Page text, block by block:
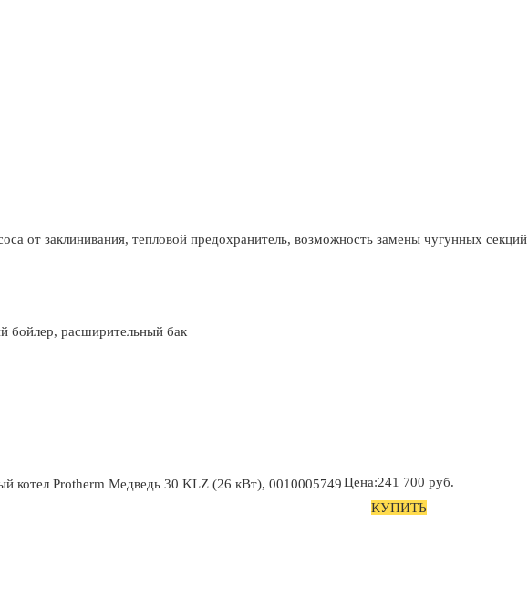
от заклинивания, тепловой предохранитель, возможность замены чугунных секций
бойлер, расширительный бак
котел Protherm Медведь 30 KLZ (26 кВт), 0010005749Цена:241 700 руб.
КУПИТЬ